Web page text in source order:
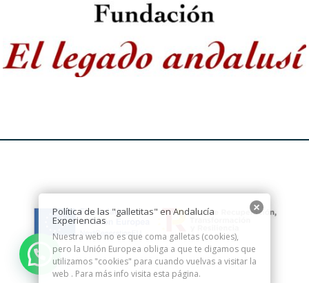
Política de las "galletitas" en Andalucía
Experiencias
Nuestra web no es que coma galletas (cookies),
pero la Unión Europea obliga a que te digamos que
utilizamos "cookies" para cuando vuelvas a visitar la
web . Para más info visita esta página.